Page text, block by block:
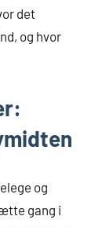
det
og hvor
og
gang i